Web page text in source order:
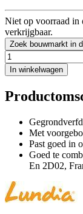
Niet op voorraad in
verkrijgbaar.
Zoek bouwmarkt in
In winkelwagen
Met
Past goed in
Goed te
En 2D02,